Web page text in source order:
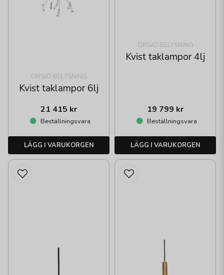
ÖRSJÖ BELYSNING
Kvist taklampor 6lj
21 415 kr
Beställningsvara
LÄGG I VARUKORGEN
ÖRSJÖ BELYSNING
Kvist taklampor 4lj
19 799 kr
Beställningsvara
LÄGG I VARUKORGEN